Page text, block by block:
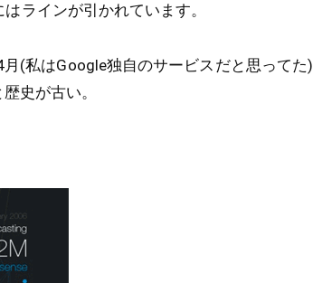
ラインが引かれています。
(私はGoogle独自のサービスだと思ってた)
史が古い。